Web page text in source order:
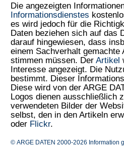
Die angezeigten
Informationsdienstes
es wird jedoch für die
Daten beziehen sich auf das
darauf hingewiesen, dass
einem Sachverhalt
stimmen müssen. Der Artikel
Interesse angezeigt. Die
bestimmt. Dieser
Diese wird von der ARGE
Logos dienen ausschließlich
verwendeten Bilder der
selbst, den in den Artikeln
oder Flickr.
© ARGE DATEN 2000-2026 Information